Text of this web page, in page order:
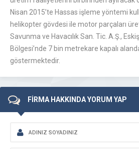
Nisan 2015’te Hassas işleme yöntemi
helikopter gövdesi ile motor parçaları
Savunma ve Havacılık San. Tic. A.Ş.,
Bölgesi’nde 7 bin metrekare kapalı
göstermektedir.
FİRMA HAKKINDA YORUM YAP